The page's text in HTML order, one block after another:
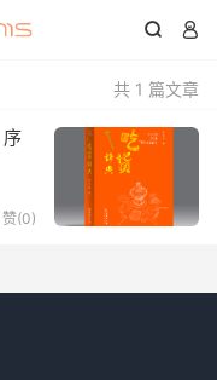
 
共 1 篇文章
赞(0)